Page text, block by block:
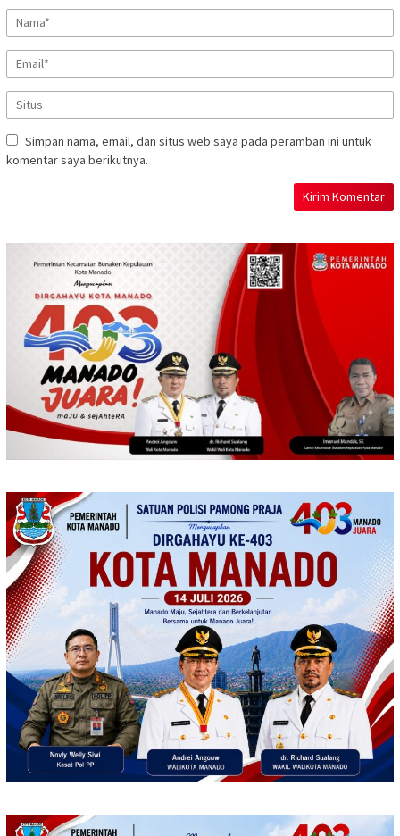
Simpan nama, email, dan situs web saya pada peramban ini untuk
komentar saya berikutnya.